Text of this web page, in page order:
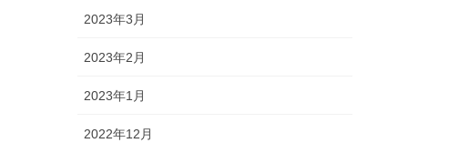
2023年3月
2023年2月
2023年1月
2022年12月